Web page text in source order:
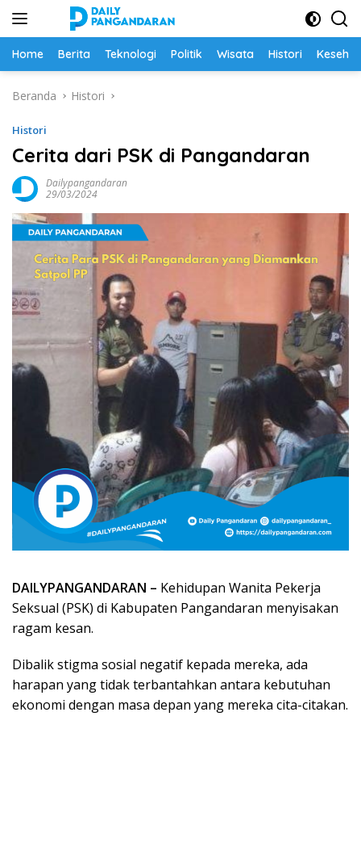
Home Berita Teknologi Politik Wisata Histori
Beranda Histori
Histori
Cerita dari PSK di Pangandaran
Dailypangandaran
29/03/2024
DAILYPANGANDARAN – Kehidupan Wanita Pekerja
Seksual (PSK) di Kabupaten Pangandaran menyisakan
ragam kesan.
Dibalik stigma sosial negatif kepada mereka, ada
harapan yang tidak terbantahkan antara kebutuhan
ekonomi dengan masa depan yang mereka cita-citakan.